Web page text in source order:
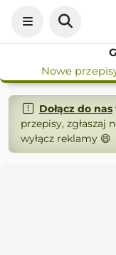
Nowe
Dołącz do nas
przepisy,
wyłącz reklamy 😄